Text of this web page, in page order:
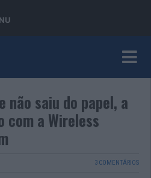
não saiu do papel, a
com a Wireless
3 COMENTÁRIOS